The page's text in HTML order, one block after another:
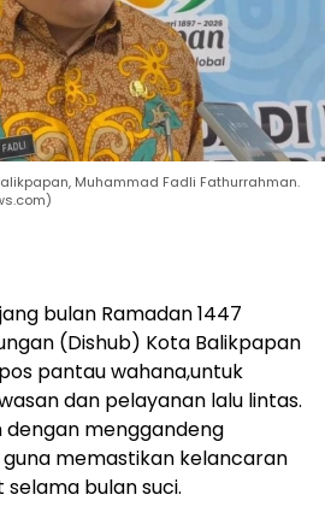
Muhammad Fadli Fathurrahman.
bulan Ramadan 1447
(Dishub) Kota Balikpapan
pantau wahana,untuk
dan pelayanan lalu lintas.
dengan menggandeng
memastikan kelancaran
bulan suci.